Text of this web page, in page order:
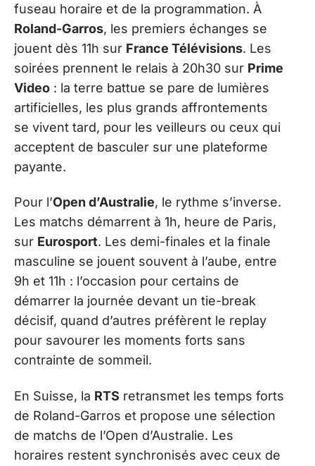
fuseau horaire et de la programmation. À
Roland-Garros, les premiers échanges se
jouent dès 11h sur France Télévisions. Les
soirées prennent le relais à 20h30 sur Prime
Video : la terre battue se pare de lumières
artificielles, les plus grands affrontements
se vivent tard, pour les veilleurs ou ceux qui
acceptent de basculer sur une plateforme
payante.
Pour l’Open d’Australie, le rythme s’inverse.
Les matchs démarrent à 1h, heure de Paris,
sur Eurosport. Les demi-finales et la finale
masculine se jouent souvent à l’aube, entre
9h et 11h : l’occasion pour certains de
démarrer la journée devant un tie-break
décisif, quand d’autres préfèrent le replay
pour savourer les moments forts sans
contrainte de sommeil.
En Suisse, la RTS retransmet les temps forts
de Roland-Garros et propose une sélection
de matchs de l’Open d’Australie. Les
horaires restent synchronisés avec ceux de